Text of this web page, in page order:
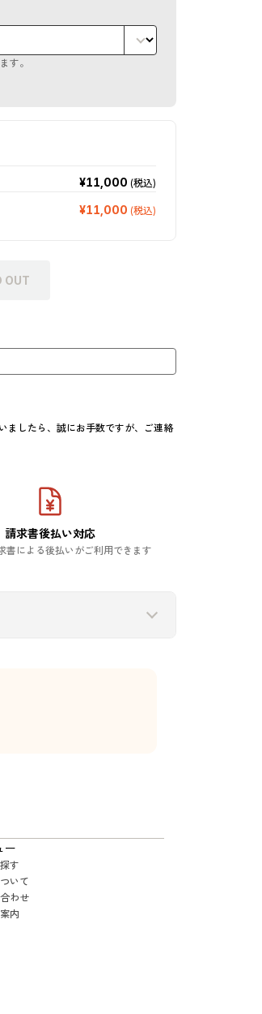
す。
¥11,000 (税込)
¥11,000 (税込)
OUT
ましたら、誠にお手数ですが、ご連絡
請求書後払い対応
書による後払いがご利用できます
ー
す
いて
わせ
内